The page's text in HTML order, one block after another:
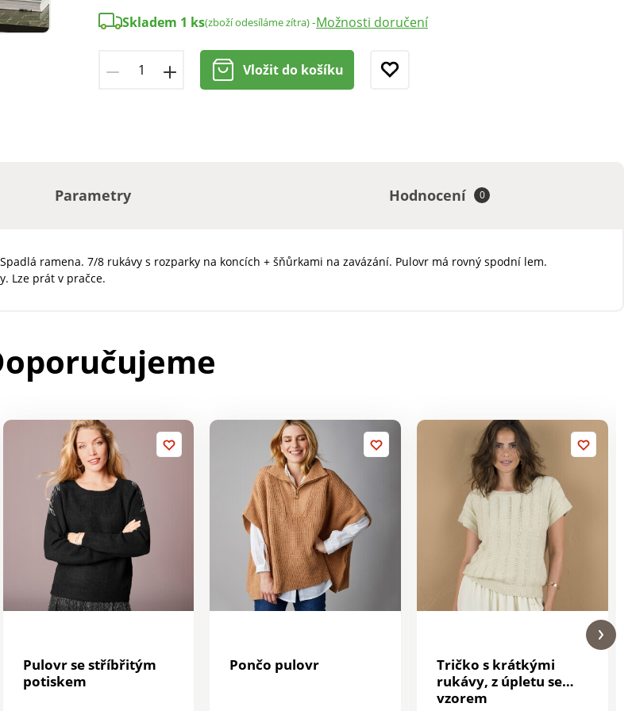
Skladem 1 ks(zboží odesíláme zítra)-Možnosti doručení
Vložit do košíku
Parametry Hodnocení 0
ramena. 7/8 rukávy s rozparky na koncích + šňůrkami na zavázání. Pulovr má rovný spodní lem.
Lze prát v pračce.
Pulovr se stříbřitým
potiskem
Pončo pulovr
Tričko s krátkými
rukávy, z úpletu se
vzorem